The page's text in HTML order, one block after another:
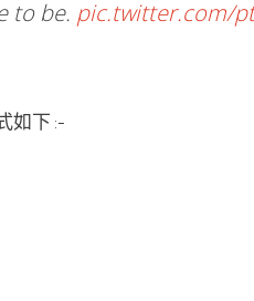
to be. pic.twitter.com/
如下 :-